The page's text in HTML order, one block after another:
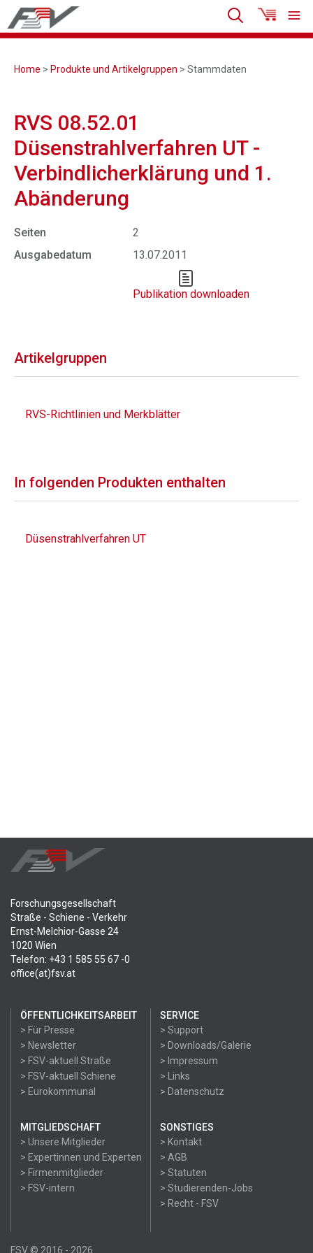
Home > Produkte und Artikelgruppen > Stammdaten
RVS 08.52.01
Düsenstrahlverfahren UT -
Verbindlicherklärung und 1.
Abänderung
Seiten
2
Ausgabedatum
13.07.2011
Publikation downloaden
Artikelgruppen
RVS-Richtlinien und Merkblätter
In folgenden Produkten enthalten
Düsenstrahlverfahren UT
Forschungsgesellschaft
Straße - Schiene - Verkehr
Ernst-Melchior-Gasse 24
1020 Wien
Telefon: +43 1 585 55 67 -0
office(at)fsv.at
ÖFFENTLICHKEITSARBEIT
> Für Presse
> Newsletter
> FSV-aktuell Straße
> FSV-aktuell Schiene
> Eurokommunal
SERVICE
> Support
> Downloads/Galerie
> Impressum
> Links
> Datenschutz
MITGLIEDSCHAFT
> Unsere Mitglieder
> Expertinnen und Experten
> Firmenmitglieder
> FSV-intern
SONSTIGES
> Kontakt
> AGB
> Statuten
> Studierenden-Jobs
> Recht - FSV
FSV © 2016 - 2026